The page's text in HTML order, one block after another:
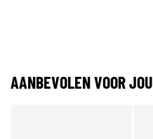
AANBEVOLEN VOOR JOU